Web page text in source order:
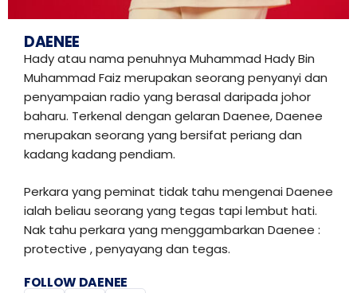
DAENEE
Hady atau nama penuhnya Muhammad Hady Bin
Muhammad Faiz merupakan seorang penyanyi dan
penyampaian radio yang berasal daripada johor
baharu. Terkenal dengan gelaran Daenee, Daenee
merupakan seorang yang bersifat periang dan
kadang kadang pendiam.
Perkara yang peminat tidak tahu mengenai Daenee
ialah beliau seorang yang tegas tapi lembut hati.
Nak tahu perkara yang menggambarkan Daenee :
protective , penyayang dan tegas.
FOLLOW DAENEE